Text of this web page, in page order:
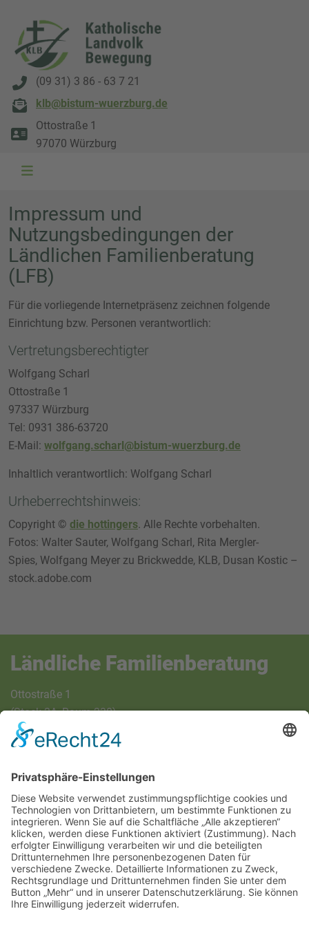
(09 31) 3 86 - 63 7 21
klb@bistum-wuerzburg.de
Ottostraße 1
97070 Würzburg
Impressum und
Nutzungsbedingungen der
Ländlichen Familienberatung
(LFB)
Für die vorliegende Internetpräsenz zeichnen folgende
Einrichtung bzw. Personen verantwortlich:
Vertretungsberechtigter
Wolfgang Scharl
Ottostraße 1
97337 Würzburg
Tel: 0931 386-63720
E-Mail: wolfgang.scharl@bistum-wuerzburg.de
Inhaltlich verantwortlich: Wolfgang Scharl
Urheberrechtshinweis:
Copyright © die hottingers. Alle Rechte vorbehalten.
Fotos: Walter Sauter, Wolfgang Scharl, Rita Mergler-
Spies, Wolfgang Meyer zu Brickwedde, KLB, Dusan Kostic –
stock.adobe.com
Ländliche Familienberatung
Ottostraße 1
(Stock 2A, Raum 230)
97070 Würzburg
Fax (0931) 386 - 63 729
E-Mail: info@lfb-wuerzburg.de